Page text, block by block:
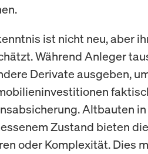
ist nicht neu, aber
Während Anleger
Derivate ausgeben,
Altbauten
Zustand bieten
oder Komplexität. Dies